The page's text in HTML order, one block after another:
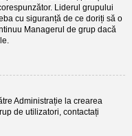
Liderul grupului
cu siguranță de ce doriți să o
Managerul de grup dacă
Administrație la crearea
de utilizatori, contactați